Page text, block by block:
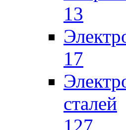
13
17
сталей
127